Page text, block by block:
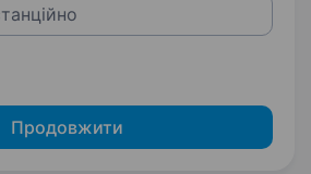
Продовжити